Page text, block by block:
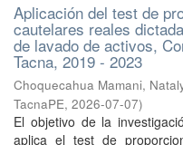
Aplicación del test de
cautelares reales
de lavado de activos,
Tacna, 2019 - 2023
Choquecahua Mamani,
TacnaPE, 2026-07-07)
El objetivo de la
aplica el test de